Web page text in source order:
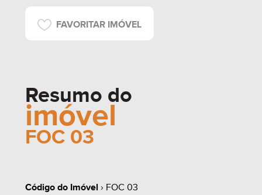
FAVORITAR IMÓVEL
Resumo do
imóvel
FOC 03
Código do Imóvel › FOC 03